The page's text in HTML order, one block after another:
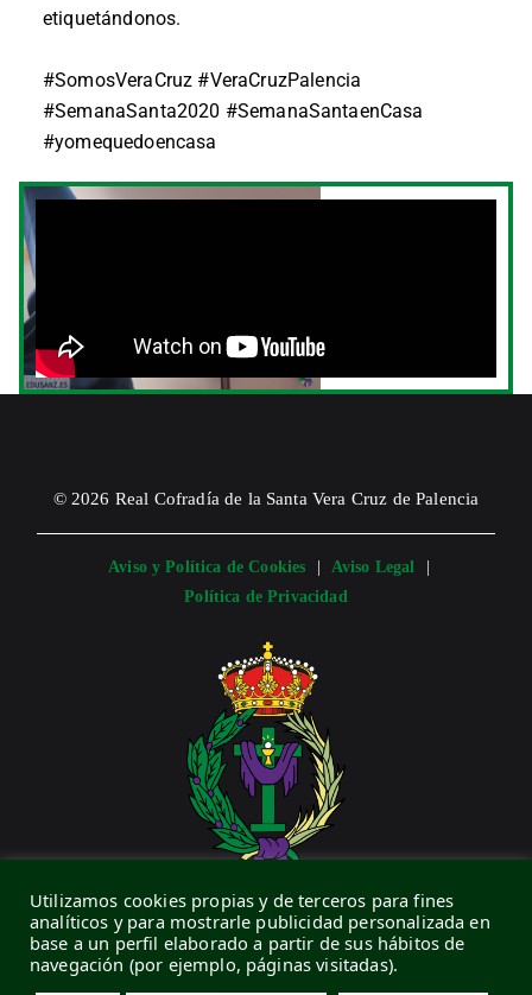
etiquetándonos.
#SomosVeraCruz #VeraCruzPalencia
#SemanaSanta2020 #SemanaSantaenCasa
#yomequedoencasa
© 2026 Real Cofradía de la Santa Vera Cruz de Palencia
Aviso y Política de Cookies Aviso Legal
Política de Privacidad
CONTACTO
C/ Vera Cruz, 9 · 34005 · Palencia (España)
Utilizamos cookies propias y de terceros para fines
analíticos y para mostrarle publicidad personalizada en
base a un perfil elaborado a partir de sus hábitos de
navegación (por ejemplo, páginas visitadas).